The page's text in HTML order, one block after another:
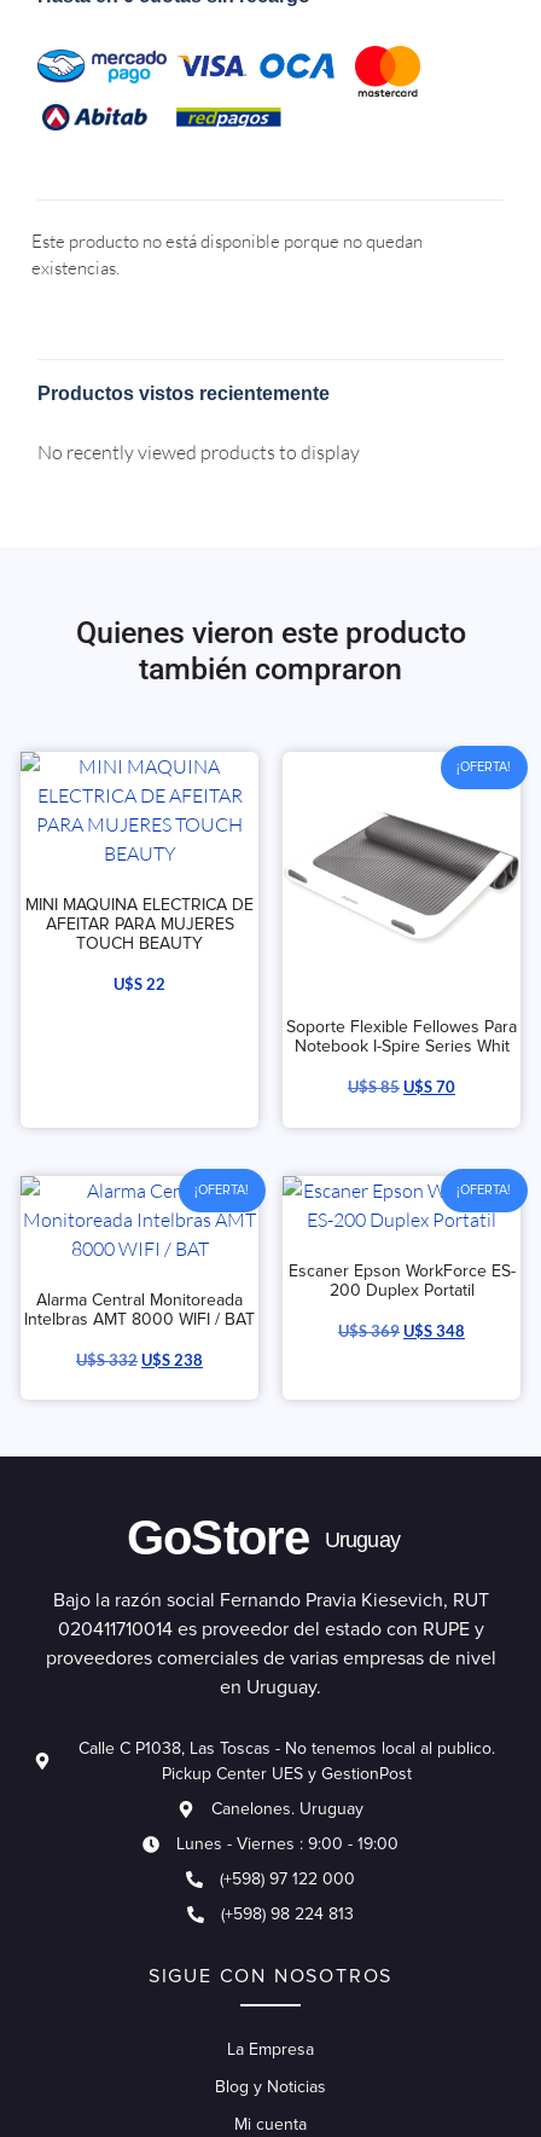
Este producto no está disponible porque no quedan
existencias.
Productos vistos recientemente
No recently viewed products to display
Quienes vieron este producto
también compraron
MINI MAQUINA ELECTRICA DE
AFEITAR PARA MUJERES
TOUCH BEAUTY
U$S22
¡OFERTA!
Soporte Flexible Fellowes Para
Notebook I-Spire Series Whit
U$S85U$S70
¡OFERTA!
Alarma Central Monitoreada
Intelbras AMT 8000 WIFI / BAT
U$S332U$S238
¡OFERTA!
Escaner Epson WorkForce ES-
200 Duplex Portatil
U$S369U$S348
GoStore Uruguay
Bajo la razón social Fernando Pravia Kiesevich, RUT
020411710014 es proveedor del estado con RUPE y
proveedores comerciales de varias empresas de nivel
en Uruguay.
Calle C P1038, Las Toscas - No tenemos local al publico.
Pickup Center UES y GestionPost
Canelones. Uruguay
Lunes - Viernes : 9:00 - 19:00
(+598) 97 122 000
(+598) 98 224 813
SIGUE CON NOSOTROS
La Empresa
Blog y Noticias
Mi cuenta